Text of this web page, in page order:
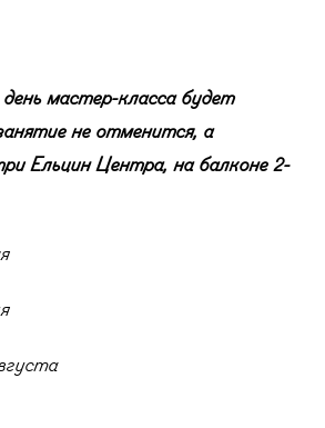
день мастер-класса будет
не отменится, а
Ельцин Центра, на балконе 2-